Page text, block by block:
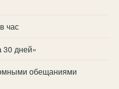
час
30 дней»
обещаниями